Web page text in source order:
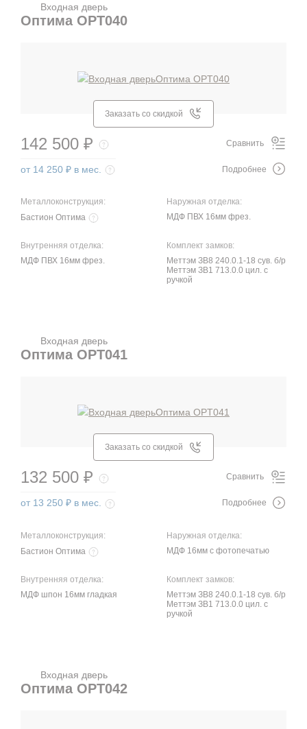
Входная дверь
Оптима OPT040
Заказать со скидкой
Металлоконструкция:
Бастион Оптима
Наружная отделка:
МДФ ПВХ 16мм фрез.
Внутренняя отделка:
МДФ ПВХ 16мм фрез.
Комплект замков:
Меттэм ЗВ8 240.0.1-18 сув. б/р
Меттэм ЗВ1 713.0.0 цил. с
ручкой
142 500 ₽
от 14 250 ₽ в мес.
Сравнить
Подробнее
Входная дверь
Оптима OPT041
Заказать со скидкой
Металлоконструкция:
Бастион Оптима
Наружная отделка:
МДФ 16мм с фотопечатью
Внутренняя отделка:
МДФ шпон 16мм гладкая
Комплект замков:
Меттэм ЗВ8 240.0.1-18 сув. б/р
Меттэм ЗВ1 713.0.0 цил. с
ручкой
132 500 ₽
от 13 250 ₽ в мес.
Сравнить
Подробнее
Входная дверь
Оптима OPT042